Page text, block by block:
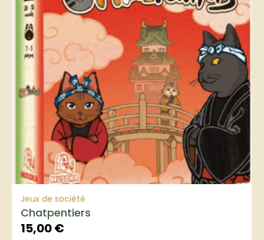
Jeux de société
Chatpentiers
15,00€